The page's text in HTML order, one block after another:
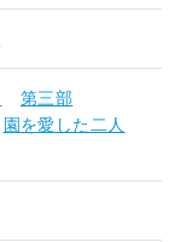
第三部
園を愛した二人